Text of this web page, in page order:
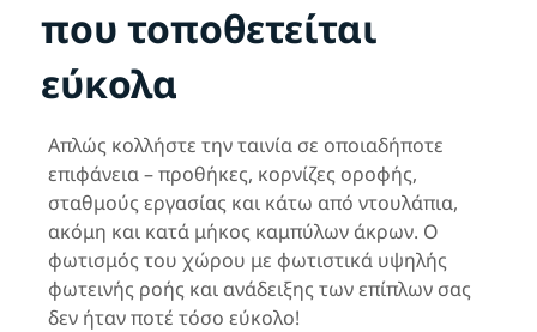
που τοποθετείται
εύκολα
Απλώς κολλήστε την ταινία σε οποιαδήποτε
επιφάνεια – προθήκες, κορνίζες οροφής,
σταθμούς εργασίας και κάτω από ντουλάπια,
ακόμη και κατά μήκος καμπύλων άκρων. Ο
φωτισμός του χώρου με φωτιστικά υψηλής
φωτεινής ροής και ανάδειξης των επίπλων σας
δεν ήταν ποτέ τόσο εύκολο!